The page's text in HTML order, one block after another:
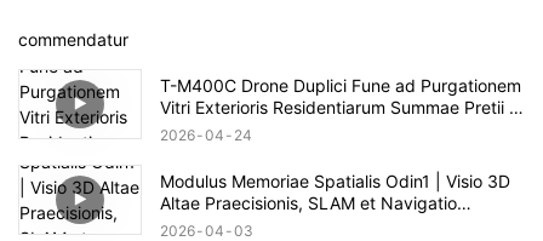
commendatur
T-M400C Drone Duplici Fune ad Purgationem
Vitri Exterioris Residentiarum Summae Pretii |
Spatium 60m
2026 04 24
Modulus Memoriae Spatialis Odin1 | Visio 3D
Altae Praecisionis, SLAM et Navigatio
Autonoma
2026 04 03